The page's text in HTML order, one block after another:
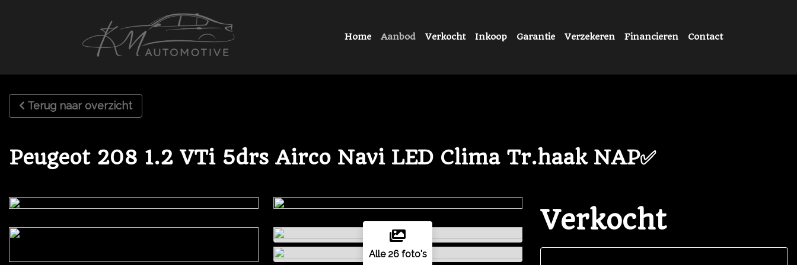
Home Aanbod Verkocht Inkoop Garantie Verzekeren Financieren Contact
Terug naar overzicht
Peugeot 208 1.2 VTi 5drs Airco Navi LED Clima Tr.haak NAP✅
Alle 26 foto's
Verkocht